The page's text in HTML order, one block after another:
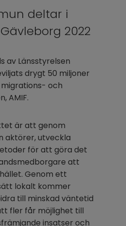
deltar i
2022
av Länsstyrelsen
drygt 50 miljoner
och
AMIF.
är att genom
aktörer, utveckla
för att göra det
att
Genom ett
lokalt kommer
till minskad väntetid
fler får möjlighet till
insatser och